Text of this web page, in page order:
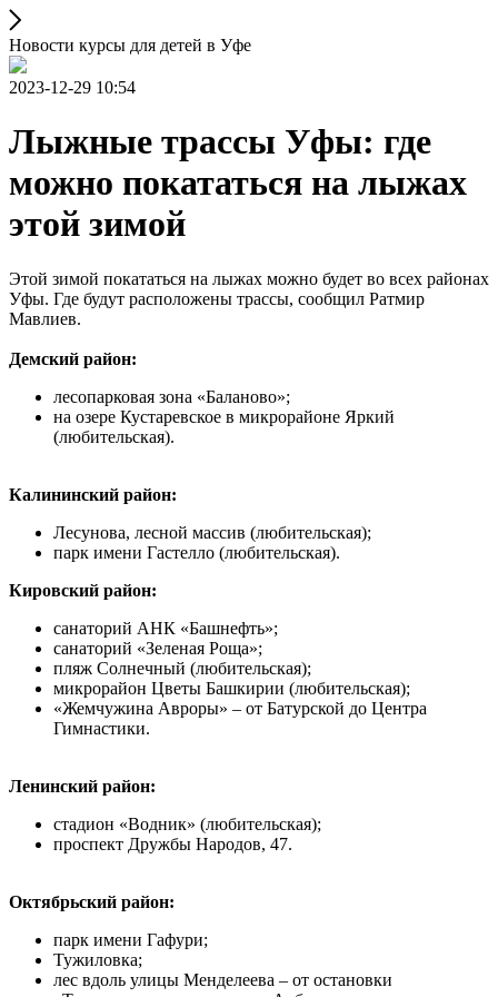
Новости курсы для детей в Уфе
2023-12-29 10:54
Лыжные трассы Уфы: где
можно покататься на лыжах
этой зимой
Этой зимой покататься на лыжах можно будет во всех районах
Уфы. Где будут расположены трассы, сообщил Ратмир
Мавлиев.
Демский район:
лесопарковая зона «Баланово»;
на озере Кустаревское в микрорайоне Яркий
(любительская).
Калининский район:
Лесунова, лесной массив (любительская);
парк имени Гастелло (любительская).
Кировский район:
санаторий АНК «Башнефть»;
санаторий «Зеленая Роща»;
пляж Солнечный (любительская);
микрорайон Цветы Башкирии (любительская);
«Жемчужина Авроры» – от Батурской до Центра
Гимнастики.
Ленинский район:
стадион «Водник» (любительская);
проспект Дружбы Народов, 47.
Октябрьский район:
парк имени Гафури;
Тужиловка;
лес вдоль улицы Менделеева – от остановки